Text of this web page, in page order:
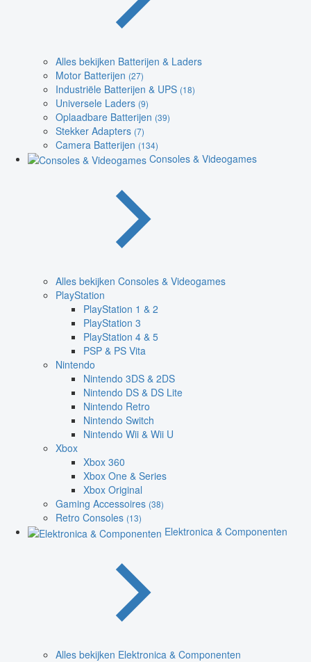
Alles bekijken Batterijen & Laders
Motor Batterijen (27)
Industriële Batterijen & UPS (18)
Universele Laders (9)
Oplaadbare Batterijen (39)
Stekker Adapters (7)
Camera Batterijen (134)
Consoles & Videogames
Alles bekijken Consoles & Videogames
PlayStation
PlayStation 1 & 2
PlayStation 3
PlayStation 4 & 5
PSP & PS Vita
Nintendo
Nintendo 3DS & 2DS
Nintendo DS & DS Lite
Nintendo Retro
Nintendo Switch
Nintendo Wii & Wii U
Xbox
Xbox 360
Xbox One & Series
Xbox Original
Gaming Accessoires (38)
Retro Consoles (13)
Elektronica & Componenten
Alles bekijken Elektronica & Componenten